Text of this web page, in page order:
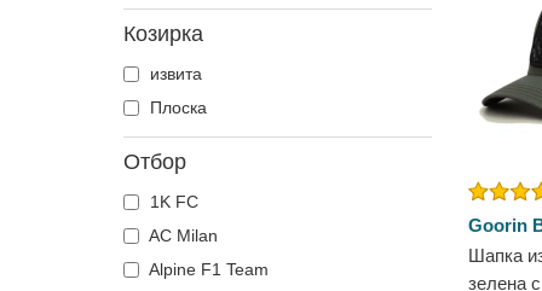
Светулка
Свиня
Сиамска бойна рибка
Скорпион
Тигър
Тукан
Феникс
Фламенко
One Piece
Scooby-Doo
SpongeBob
Super Mario Bros.
Акула
Астерикс
Бира
Градове и плажове
Козирка
извита
Плоска
Отбор
1K FC
AC Milan
Alpine F1 Team
Goorin
Шапка
зелена